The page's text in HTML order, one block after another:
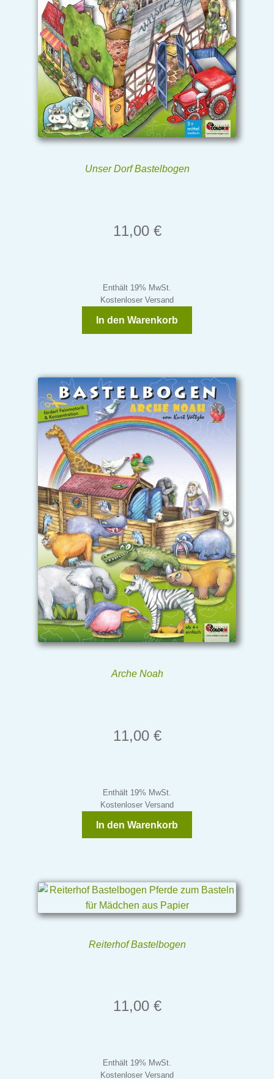
Unser Dorf Bastelbogen
11,00 €
Enthält 19% MwSt.
Kostenloser Versand
In den Warenkorb
Arche Noah
11,00 €
Enthält 19% MwSt.
Kostenloser Versand
In den Warenkorb
Reiterhof Bastelbogen
11,00 €
Enthält 19% MwSt.
Kostenloser Versand